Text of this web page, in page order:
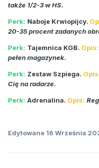
także 1/2-3 w HS.
Perk: Naboje Krwiopijcy.
20-35 procent zadanych
Perk: Tajemnica KGB. Opis:
pełen magazynek.
Perk: Zestaw Szpiega.
Cię na radarze.
Perk: Adrenalina. Opis:
Edytowane 16 Września